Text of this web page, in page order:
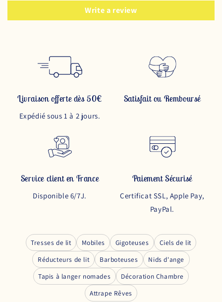
Write a review
Livraison offerte dès 50€
Expédié sous 1 à 2 jours.
Satisfait ou Remboursé
Service client en France
Disponible 6/7J.
Paiement Sécurisé
Certificat SSL, Apple Pay,
PayPal.
Tresses de lit Mobiles Gigoteuses
Ciels de lit
Réducteurs de lit
Barboteuses
Nids d'ange
Tapis à langer nomades
Décoration Chambre
Attrape Rêves